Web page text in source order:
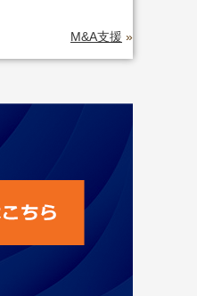
M&A支援 »